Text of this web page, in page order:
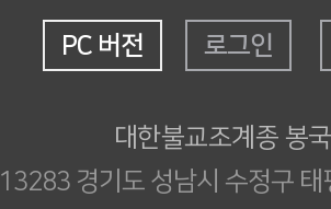
PC 버전 로그인
대한불교조계종 봉
13283 경기도 성남시 수정구